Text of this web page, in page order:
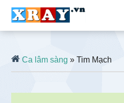
Ca lâm sàng » Tim Mạch